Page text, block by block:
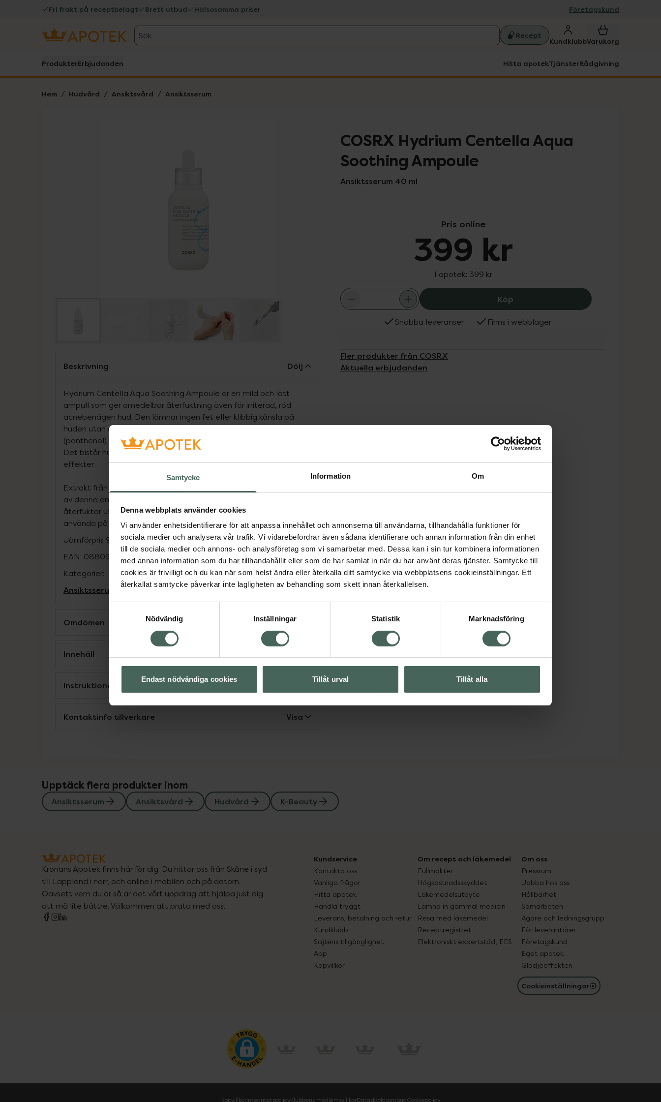
Samtycke Information Om
Denna webbplats använder cookies
Vi använder enhetsidentifierare för att anpassa innehållet och annonserna till användarna, tillhandahålla funktioner för
sociala medier och analysera vår trafik. Vi vidarebefordrar även sådana identifierare och annan information från din enhet
till de sociala medier och annons- och analysföretag som vi samarbetar med. Dessa kan i sin tur kombinera informationen
med annan information som du har tillhandahållit eller som de har samlat in när du har använt deras tjänster. Samtycke till
cookies är frivilligt och du kan när som helst ändra eller återkalla ditt samtycke via webbplatsens cookieinställningar. Ett
återkallat samtycke påverkar inte lagligheten av behandling som skett innan återkallelsen.
Nödvändig
Inställningar Statistik Marknadsföring
Endast nödvändiga cookies Tillåt urval Tillåt alla
Fri frakt på receptbelagt Brett utbud Hälsosamma priser Företagskund
Sök Recept
KundklubbVarukorg
ProdukterErbjudanden Hitta apotekTjänsterRådgivning
Hem Hudvård Ansiktsvård Ansiktsserum
COSRX Hydrium Centella Aqua
Soothing Ampoule
Ansiktsserum 40 ml
Pris online
399 kr
I apotek: 399 kr
Köp COSRX Hydrium Centella Aqua
Snabba leveranser Finns i webblager
Fler produkter från COSRX
Aktuella erbjudanden
Beskrivning Dölj
Hydrium Centella Aqua Soothing Ampoule är en mild och lätt
ampull som ger omedelbar återfuktning även för irriterad, röd
acnebenägen hud. Den lämnar ingen fet eller klibbig känsla på
huden utan absorberas snabbt på huden.Innehåller vitamin B5
(panthenol) som är den viktigaste ingrediensen i Hydrium-linjen.
Det bistår huden med återfuktande och antiinflammatoriska
effekter.
Extrakt från Centella Asiatica och Madecassoside utgör hela 42%
av denna ampoule och tillsammans lugnar de känslig hud, samt
återfuktar utan att irritera. Detta gör den mycket effektiv att
använda på tex. aktiv acne som kräver mild återfuktning.
Jämförpris 9,98 kr/ml
EAN: 08809598453593
Kategorier:
Ansiktsserum AnsiktsvårdHudvårdK-Beauty
Omdömen Visa
Innehåll
Instruktioner
Kontaktinfo tillverkare Visa
Upptäck flera produkter inom
Ansiktsserum Ansiktsvård Hudvård K-Beauty
Kronans Apotek finns här för dig. Du hittar oss från Skåne i syd
till Lappland i norr, och online i mobilen och på datorn.
Oavsett vem du är så är det vårt uppdrag att hjälpa just dig
att må lite bättre. Välkommen att prata med oss.
Kundservice
Kontakta oss
Vanliga frågor
Hitta apotek
Handla tryggt
Leverans, betalning och retur
Kundklubb
Sajtens tillgänglighet
App
Köpvillkor
Om recept och läkemedel
Fullmakter
Högkostnadsskyddet
Läkemedelsutbyte
Lämna in gammal medicin
Resa med läkemedel
Receptregistret
Elektroniskt expertstöd, EES
Om oss
Pressrum
Jobba hos oss
Hållbarhet
Samarbeten
Ägare och ledningsgrupp
För leverantörer
Företagskund
Eget apotek
Glädjeeffekten
Cookieinställningar
KöpvillkorIntegritetspolicyKlubbens medlemsvillkorDataskyddsombudCookiepolicy